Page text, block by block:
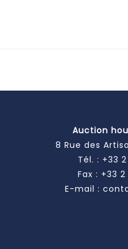
Auction
8 Rue des
Tél. : +33
Fax : +33 2
E-mail :